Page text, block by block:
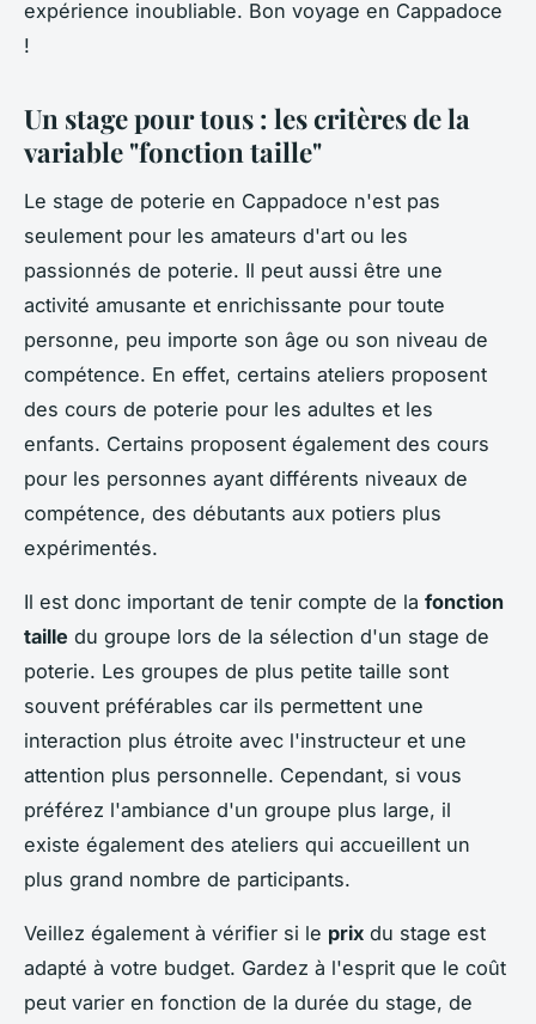
expérience inoubliable. Bon voyage en Cappadoce
!
Un stage pour tous : les critères de la
variable "fonction taille"
Le stage de poterie en Cappadoce n'est pas
seulement pour les amateurs d'art ou les
passionnés de poterie. Il peut aussi être une
activité amusante et enrichissante pour toute
personne, peu importe son âge ou son niveau de
compétence. En effet, certains ateliers proposent
des cours de poterie pour les adultes et les
enfants. Certains proposent également des cours
pour les personnes ayant différents niveaux de
compétence, des débutants aux potiers plus
expérimentés.
Il est donc important de tenir compte de la fonction
taille du groupe lors de la sélection d'un stage de
poterie. Les groupes de plus petite taille sont
souvent préférables car ils permettent une
interaction plus étroite avec l'instructeur et une
attention plus personnelle. Cependant, si vous
préférez l'ambiance d'un groupe plus large, il
existe également des ateliers qui accueillent un
plus grand nombre de participants.
Veillez également à vérifier si le prix du stage est
adapté à votre budget. Gardez à l'esprit que le coût
peut varier en fonction de la durée du stage, de